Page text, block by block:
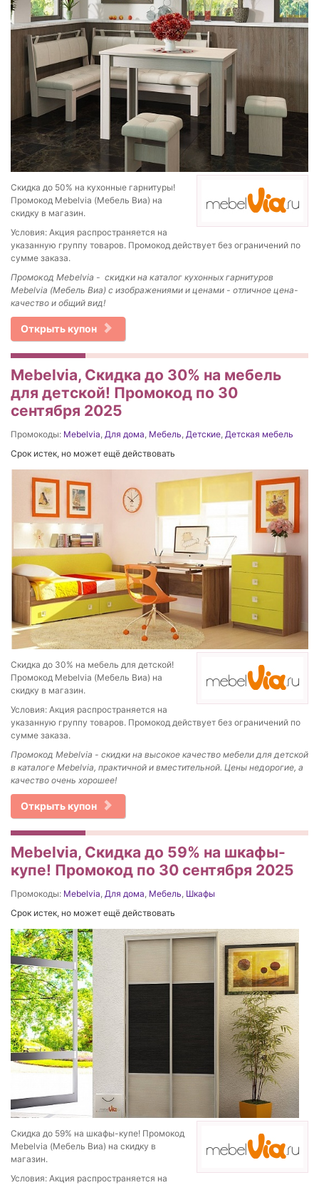
Скидка до 50% на кухонные гарнитуры!
Промокод Mebelvia (Мебель Виа) на
скидку в магазин.
Условия: Акция распространяется на
указанную группу товаров. Промокод действует без ограничений по
сумме заказа.
Промокод Mebelvia - скидки на каталог кухонных гарнитуров
Mebelvia (Мебель Виа) с изображениями и ценами - отличное цена-
качество и общий вид!
Открыть купон
Mebelvia, Скидка до 30% на мебель
для детской! Промокод по 30
сентября 2025
Промокоды: Mebelvia, Для дома, Мебель, Детские, Детская мебель
Срок истек, но может ещё действовать
Скидка до 30% на мебель для детской!
Промокод Mebelvia (Мебель Виа) на
скидку в магазин.
Условия: Акция распространяется на
указанную группу товаров. Промокод действует без ограничений по
сумме заказа.
Промокод Mebelvia - скидки на высокое качество мебели для детской
в каталоге Mebelvia, практичной и вместительной. Цены недорогие, а
качество очень хорошее!
Открыть купон
Mebelvia, Скидка до 59% на шкафы-
купе! Промокод по 30 сентября 2025
Промокоды: Mebelvia, Для дома, Мебель, Шкафы
Срок истек, но может ещё действовать
Скидка до 59% на шкафы-купе! Промокод
Mebelvia (Мебель Виа) на скидку в
магазин.
Условия: Акция распространяется на